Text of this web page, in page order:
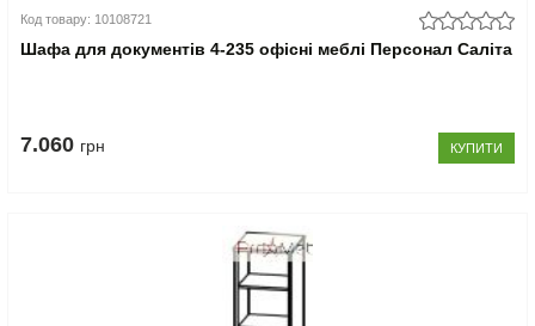
Код товару: 10108721
Шафа для документів 4-235 офісні меблі Персонал Саліта
7.060 грн КУПИТИ